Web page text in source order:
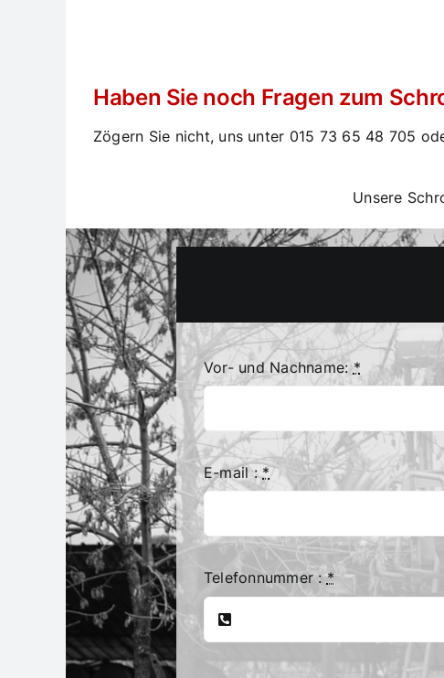
Haben Sie noch Fragen zum
Zögern Sie nicht, uns unter 015 73 65 48 705
Unsere
Vor- und Nachname:*
E-mail :*
Telefonnummer :*